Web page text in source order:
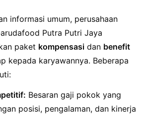
informasi umum, perusahaan
Putra Putri Jaya
paket kompensasi dan benefit
kepada karyawannya. Beberapa
Besaran gaji pokok yang
posisi, pengalaman, dan kinerja